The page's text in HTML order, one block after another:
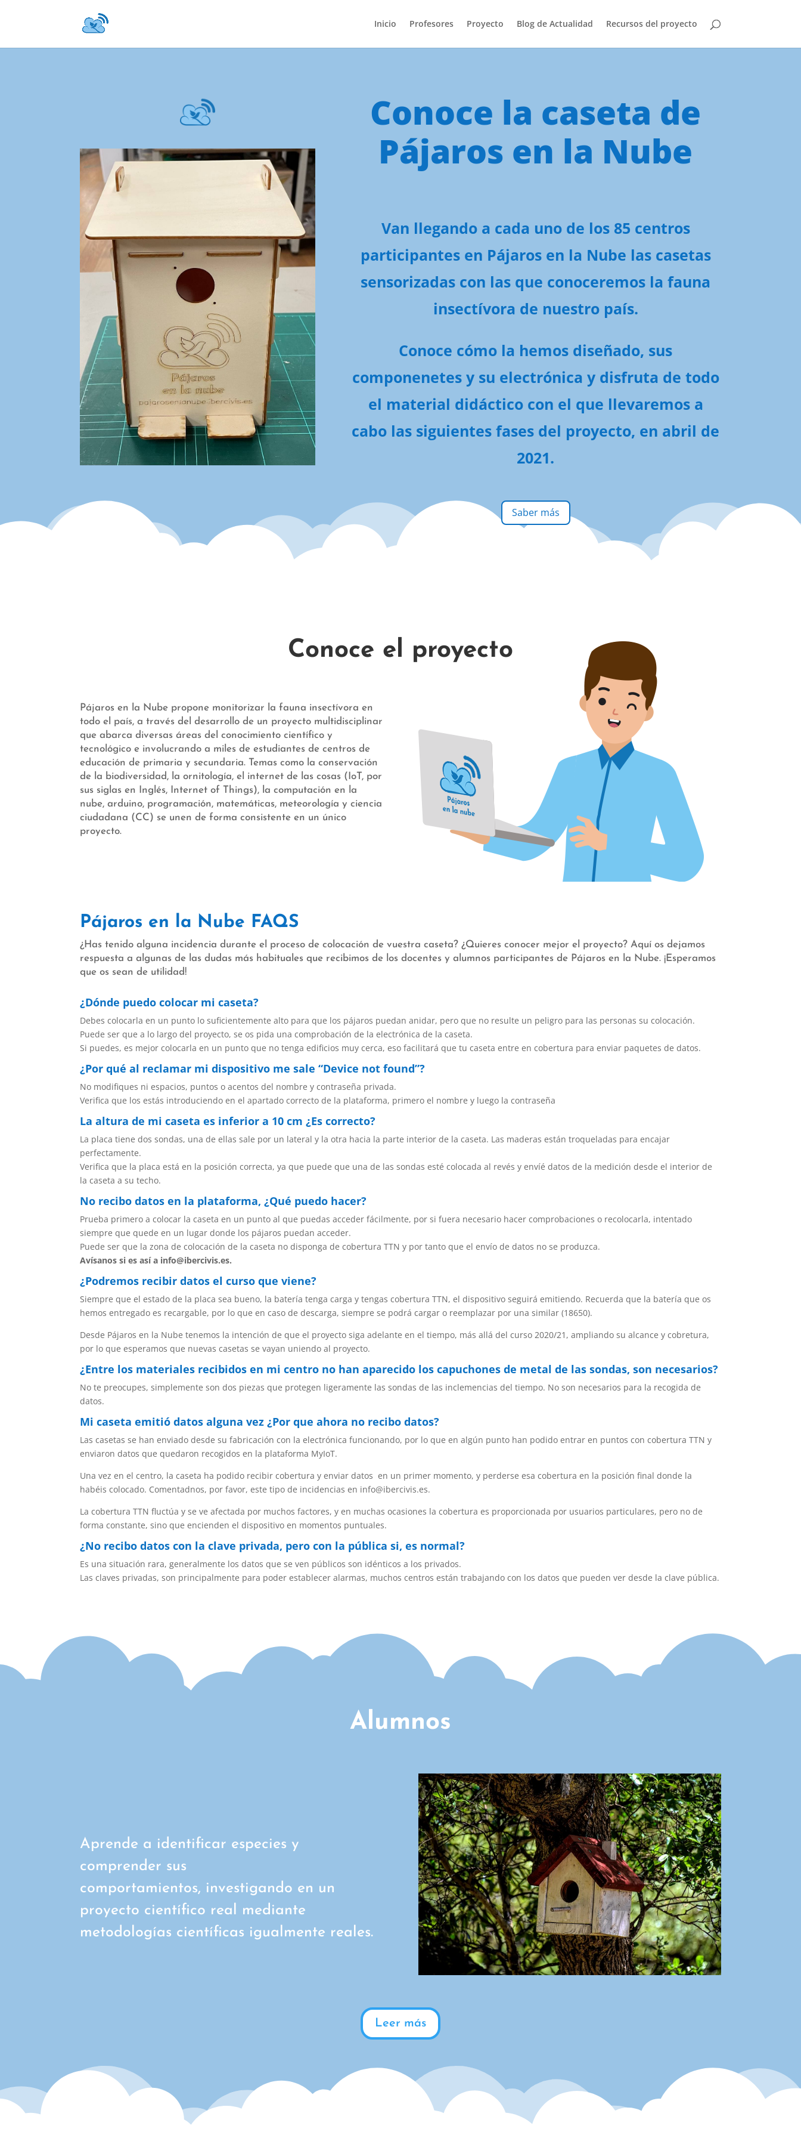
Inicio Profesores Proyecto Blog de Actualidad Recursos del proyecto
Conoce la caseta de
Pájaros en la Nube
Van llegando a cada uno de los 85 centros
participantes en Pájaros en la Nube las casetas
sensorizadas con las que conoceremos la fauna
insectívora de nuestro país.
Conoce cómo la hemos diseñado, sus
componenetes y su electrónica y disfruta de todo
el material didáctico con el que llevaremos a
cabo las siguientes fases del proyecto, en abril de
2021.
Saber más
Conoce el proyecto
Pájaros en la Nube propone monitorizar la fauna insectívora en
todo el país, a través del desarrollo de un proyecto multidisciplinar
que abarca diversas áreas del conocimiento científico y
tecnológico e involucrando a miles de estudiantes de centros de
educación de primaria y secundaria. Temas como la conservación
de la biodiversidad, la ornitología, el internet de las cosas (IoT, por
sus siglas en Inglés, Internet of Things), la computación en la
nube, arduino, programación, matemáticas, meteorología y ciencia
ciudadana (CC) se unen de forma consistente en un único
proyecto.
Pájaros en la Nube FAQS
¿Has tenido alguna incidencia durante el proceso de colocación de vuestra caseta? ¿Quieres conocer mejor el proyecto? Aquí os dejamos
respuesta a algunas de las dudas más habituales que recibimos de los docentes y alumnos participantes de Pájaros en la Nube. ¡Esperamos
que os sean de utilidad!
¿Dónde puedo colocar mi caseta?
Debes colocarla en un punto lo suficientemente alto para que los pájaros puedan anidar, pero que no resulte un peligro para las personas su colocación.
Puede ser que a lo largo del proyecto, se os pida una comprobación de la electrónica de la caseta.
Si puedes, es mejor colocarla en un punto que no tenga edificios muy cerca, eso facilitará que tu caseta entre en cobertura para enviar paquetes de datos.
¿Por qué al reclamar mi dispositivo me sale “Device not found”?
No modifiques ni espacios, puntos o acentos del nombre y contraseña privada.
Verifica que los estás introduciendo en el apartado correcto de la plataforma, primero el nombre y luego la contraseña
La altura de mi caseta es inferior a 10 cm ¿Es correcto?
La placa tiene dos sondas, una de ellas sale por un lateral y la otra hacia la parte interior de la caseta. Las maderas están troqueladas para encajar
perfectamente.
Verifica que la placa está en la posición correcta, ya que puede que una de las sondas esté colocada al revés y envíé datos de la medición desde el interior de
la caseta a su techo.
No recibo datos en la plataforma, ¿Qué puedo hacer?
Prueba primero a colocar la caseta en un punto al que puedas acceder fácilmente, por si fuera necesario hacer comprobaciones o recolocarla, intentado
siempre que quede en un lugar donde los pájaros puedan acceder.
Puede ser que la zona de colocación de la caseta no disponga de cobertura TTN y por tanto que el envío de datos no se produzca.
Avísanos si es así a info@ibercivis.es.
¿Podremos recibir datos el curso que viene?
Siempre que el estado de la placa sea bueno, la batería tenga carga y tengas cobertura TTN, el dispositivo seguirá emitiendo. Recuerda que la batería que os
hemos entregado es recargable, por lo que en caso de descarga, siempre se podrá cargar o reemplazar por una similar (18650).
Desde Pájaros en la Nube tenemos la intención de que el proyecto siga adelante en el tiempo, más allá del curso 2020/21, ampliando su alcance y cobretura,
por lo que esperamos que nuevas casetas se vayan uniendo al proyecto.
¿Entre los materiales recibidos en mi centro no han aparecido los capuchones de metal de las sondas, son necesarios?
No te preocupes, simplemente son dos piezas que protegen ligeramente las sondas de las inclemencias del tiempo. No son necesarios para la recogida de
datos.
Mi caseta emitió datos alguna vez ¿Por que ahora no recibo datos?
Las casetas se han enviado desde su fabricación con la electrónica funcionando, por lo que en algún punto han podido entrar en puntos con cobertura TTN y
enviaron datos que quedaron recogidos en la plataforma MyIoT.
Una vez en el centro, la caseta ha podido recibir cobertura y enviar datos en un primer momento, y perderse esa cobertura en la posición final donde la
habéis colocado. Comentadnos, por favor, este tipo de incidencias en info@ibercivis.es.
La cobertura TTN fluctúa y se ve afectada por muchos factores, y en muchas ocasiones la cobertura es proporcionada por usuarios particulares, pero no de
forma constante, sino que encienden el dispositivo en momentos puntuales.
¿No recibo datos con la clave privada, pero con la pública si, es normal?
Es una situación rara, generalmente los datos que se ven públicos son idénticos a los privados.
Las claves privadas, son principalmente para poder establecer alarmas, muchos centros están trabajando con los datos que pueden ver desde la clave pública.
Alumnos
Aprende a identificar especies y
comprender sus
comportamientos, investigando en un
proyecto científico real mediante
metodologías científicas igualmente reales.
Leer más